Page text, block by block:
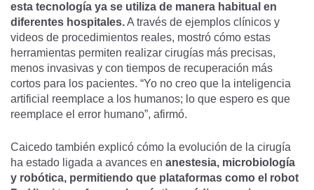
esta tecnología ya se utiliza de manera habitual en
diferentes hospitales.A través de ejemplos clínicos y
videos de procedimientos reales, mostró cómo estas
herramientas permiten realizar cirugías más precisas,
menos invasivas y con tiempos de recuperación más
cortos para los pacientes. “Yo no creo que la inteligencia
artificial reemplace a los humanos; lo que espero es que
reemplace el error humano”, afirmó.
Caicedo también explicó cómo la evolución de la cirugía
ha estado ligada a avances en anestesia, microbiología
y robótica, permitiendo que plataformas como el robot